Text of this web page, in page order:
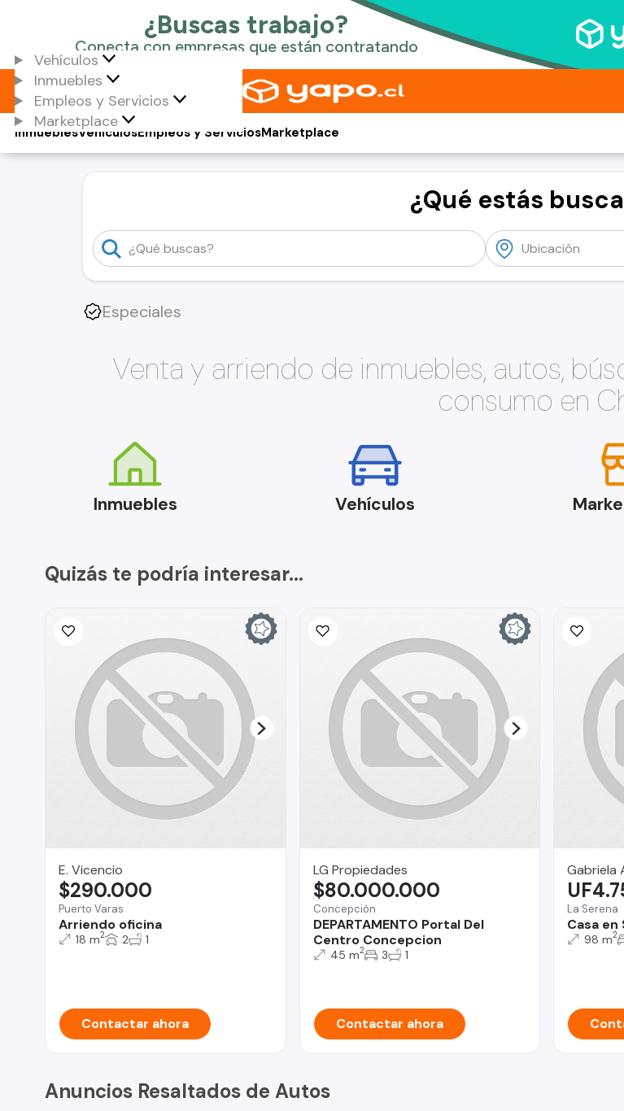
Vehículos
Inmuebles
Empleos y Servicios
Marketplace
Vehículos
Inmuebles Empleos y ServiciosMarketplace
¿Qué estás
Especiales
Venta y arriendo de inmuebles, autos,
consumo en
Inmuebles Vehículos
Quizás te podría interesar...
E. Vicencio
Puerto Varas
Arriendo oficina
$290.000
18 m2 2 1
Contactar ahora
LG Propiedades
Concepción
DEPARTAMENTO Portal Del
Centro Concepcion
$80.000.000
45 m2 3 1
Contactar ahora
Gabriela
La Serena
Casa en
98 m2
Anuncios Resaltados de Autos